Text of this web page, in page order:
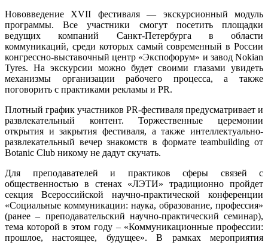
Нововведение XVII фестиваля — экскурсионный модуль
программы. Все участники смогут посетить площадки
ведущих компаний Санкт-Петербурга в области
коммуникаций, среди которых самый современный в России
конгрессно-выставочный центр «Экспофорум» и завод Nokian
Tyres. На экскурсии можно будет своими глазами увидеть
механизмы организации рабочего процесса, а также
поговорить с практиками рекламы и PR.
Плотный график участников PR-фестиваля предусматривает и
развлекательный контент. Торжественные церемонии
открытия и закрытия фестиваля, а также интеллектуально-
развлекательный вечер знакомств в формате teambuilding от
Botanic Club никому не дадут скучать.
Для преподавателей и практиков сферы связей с
общественностью в стенах «ЛЭТИ» традиционно пройдет
секция Всероссийской научно-практической конференции
«Социальные коммуникации: наука, образование, профессия»
(ранее – преподавательский научно-практический семинар),
тема которой в этом году – «Коммуникационные профессии:
прошлое, настоящее, будущее». В рамках мероприятия